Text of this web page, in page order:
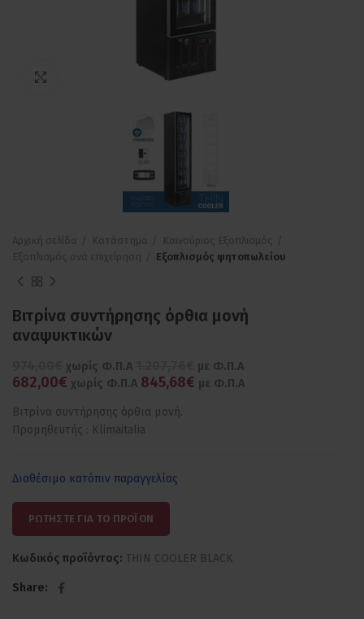
Πατήστε για μεγέθυνση
Εξοπλισμός ψητοπωλείου
Βιτρίνα συντήρησης όρθια μονή
αναψυκτικών
χωρίς Φ.Π.Α με Φ.Π.Α
682,00€ χωρίς Φ.Π.Α 845,68€ με Φ.Π.Α
Βιτρίνα συντήρησης όρθια μονή.
Προμηθευτής : Klimaitalia
Διαθέσιμο κατόπιν παραγγελίας
ΡΩΤΗΣΤΕ ΓΙΑ ΤΟ ΠΡΟΪΟΝ
Κωδικός προϊόντος: THIN COOLER BLACK
Share